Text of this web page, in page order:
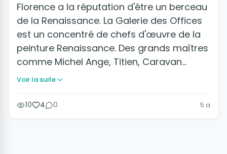
Florence a la réputation d'être un berceau
de la Renaissance. La Galerie des Offices
est un concentré de chefs d'œuvre de la
peinture Renaissance. Des grands maîtres
comme Michel Ange, Titien, Caravan…
Voir la suite
10 4 0 5 a